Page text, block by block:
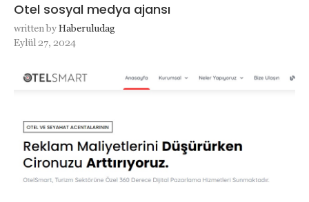
Otel sosyal medya ajansı
written byHaberuludag
Eylül 27, 2024